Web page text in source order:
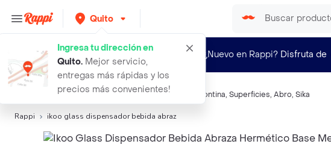
Quito
Ingresa tu dirección en
Quito. Mejor servicio,
entregas más rápidas y los
precios más convenientes!
¿Nuevo en Rappi? Disfruta de
Búsquedas relacionadas: Utensilios de Cocina Tramontina, Superficies, Abro, Sika
Rappi ikoo glass dispensador bebida abraz